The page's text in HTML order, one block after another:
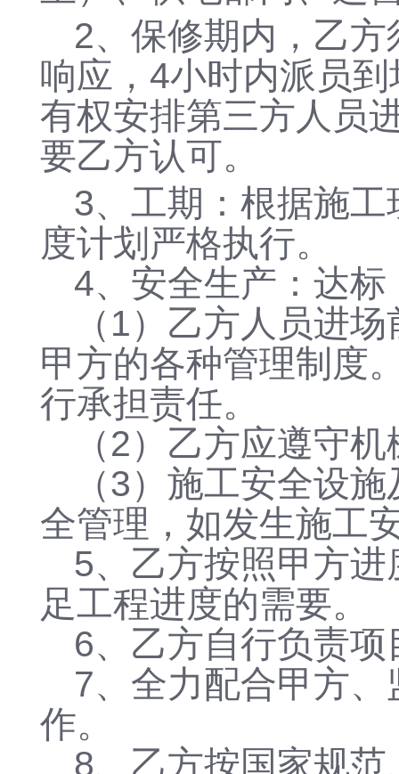
2、保修期内，乙
响应，4小时内派员
有权安排第三方人员
要乙方认可。
3、工期：根据施
度计划严格执行。
4、安全生产：达标
（1）乙方人员进
甲方的各种管理制度
行承担责任。
（2）乙方应遵守
（3）施工安全设
全管理，如发生施工
5、乙方按照甲方
足工程进度的需要。
6、乙方自行负责
7、全力配合甲方
作。
8、乙方按国家规